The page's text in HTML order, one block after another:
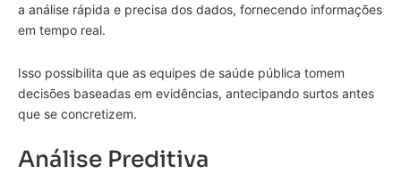
a análise rápida e precisa dos dados, fornecendo informações
em tempo real.
Isso possibilita que as equipes de saúde pública tomem
decisões baseadas em evidências, antecipando surtos antes
que se concretizem.
Análise Preditiva